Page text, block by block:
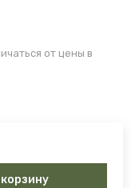
от цены в
корзину